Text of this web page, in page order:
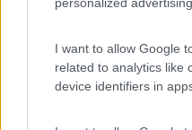
I want to allow Google
related to analytics like
device identifiers in
64787
Inserito il 26/02/2022 alle: